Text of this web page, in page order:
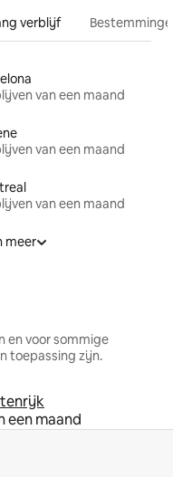
verblijf
van een maand
van een maand
van een maand
meer
en voor sommige
toepassing zijn.
een maand